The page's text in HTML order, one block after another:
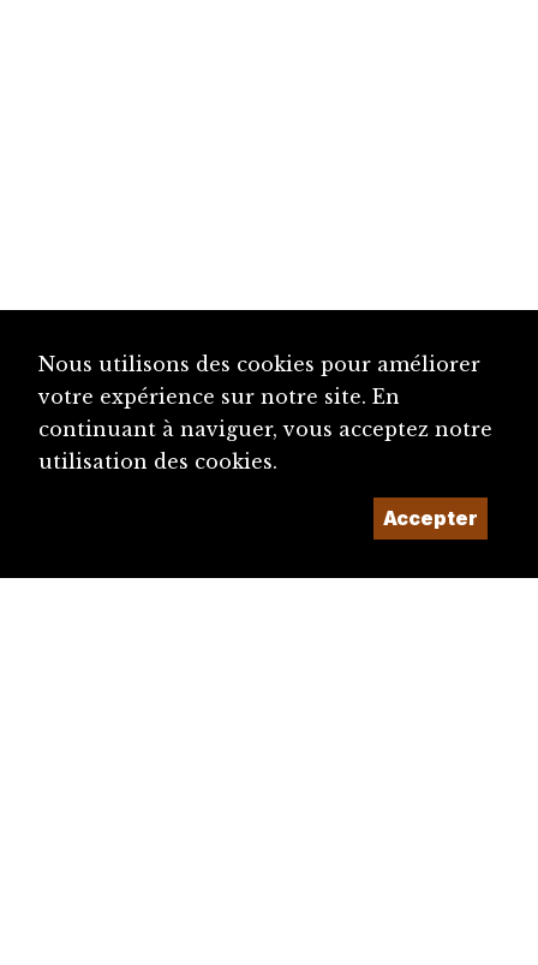
Nous utilisons des cookies pour améliorer
votre expérience sur notre site. En
continuant à naviguer, vous acceptez notre
utilisation des cookies.
Accepter